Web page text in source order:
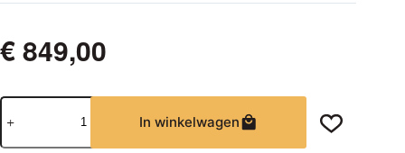
€849,00
ECM
Molen
S-
In winkelwagen